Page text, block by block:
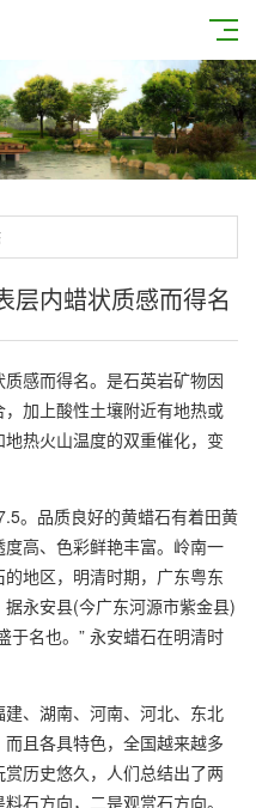
层内蜡状质感而得名
感而得名。是石英岩矿物因
加上酸性土壤附近有地热或
热火山温度的双重催化，变
。品质良好的黄蜡石有着田黄
高、色彩鲜艳丰富。岭南一
地区，明清时期，广东粤东
永安县(今广东河源市紫金县)
于名也。” 永安蜡石在明清时
、湖南、河南、河北、东北
且各具特色，全国越来越多
历史悠久，人们总结出了两
石方向，二是观赏石方向。